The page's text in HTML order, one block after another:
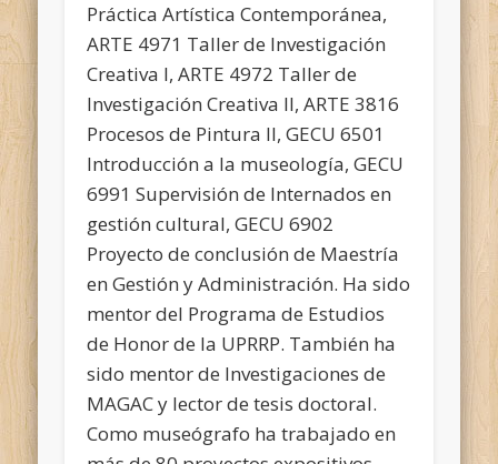
Práctica Artística Contemporánea,
ARTE 4971 Taller de Investigación
Creativa I, ARTE 4972 Taller de
Investigación Creativa II, ARTE 3816
Procesos de Pintura II, GECU 6501
Introducción a la museología, GECU
6991 Supervisión de Internados en
gestión cultural, GECU 6902
Proyecto de conclusión de Maestría
en Gestión y Administración. Ha sido
mentor del Programa de Estudios
de Honor de la UPRRP. También ha
sido mentor de Investigaciones de
MAGAC y lector de tesis doctoral.
Como museógrafo ha trabajado en